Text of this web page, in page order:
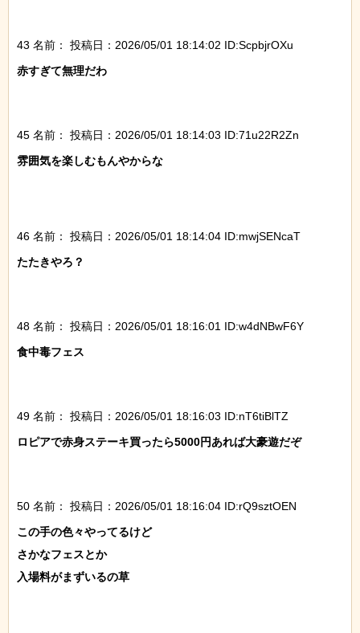
43 名前：
投稿日：2026/05/01 18:14:02 ID:ScpbjrOXu
赤すぎて無理だわ
45 名前：
投稿日：2026/05/01 18:14:03 ID:71u22R2Zn
雰囲気を楽しむもんやからな
46 名前：
投稿日：2026/05/01 18:14:04 ID:mwjSENcaT
たたきやろ？
48 名前：
投稿日：2026/05/01 18:16:01 ID:w4dNBwF6Y
食中毒フェス
49 名前：
投稿日：2026/05/01 18:16:03 ID:nT6tiBlTZ
ロピアで赤身ステーキ買ったら5000円あれば大豪遊だぞ
50 名前：
投稿日：2026/05/01 18:16:04 ID:rQ9sztOEN
この手の色々やってるけど
さかなフェスとか
入場料がまずいるの草